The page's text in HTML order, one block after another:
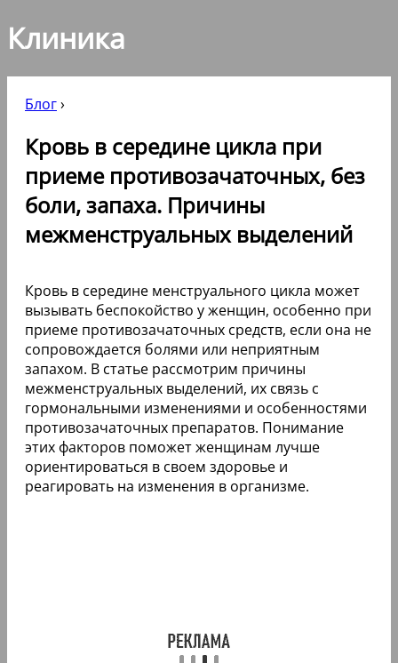
Клиника
Блог›
Кровь в середине цикла при
приеме противозачаточных, без
боли, запаха. Причины
межменструальных выделений
Кровь в середине менструального цикла может
вызывать беспокойство у женщин, особенно при
приеме противозачаточных средств, если она не
сопровождается болями или неприятным
запахом. В статье рассмотрим причины
межменструальных выделений, их связь с
гормональными изменениями и особенностями
противозачаточных препаратов. Понимание
этих факторов поможет женщинам лучше
ориентироваться в своем здоровье и
реагировать на изменения в организме.